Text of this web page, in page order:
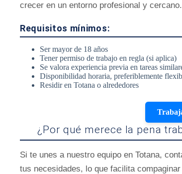
crecer en un entorno profesional y cercano.
Requisitos mínimos:
Ser mayor de 18 años
Tener permiso de trabajo en regla (si aplica)
Se valora experiencia previa en tareas
Disponibilidad horaria, preferiblemente
Residir en Totana o alrededores
¿Por qué merece la pena
Si te unes a nuestro equipo en Totana,
tus necesidades, lo que facilita